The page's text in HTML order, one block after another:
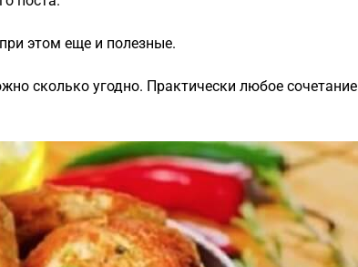
этом еще и полезные.
сколько угодно. Практически любое сочетание